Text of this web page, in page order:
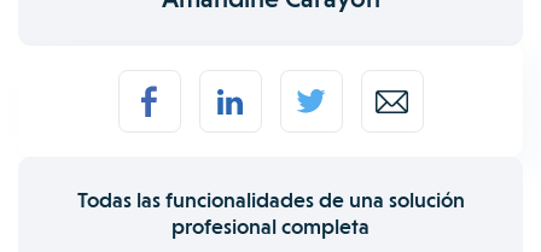
Todas las funcionalidades de una solución
profesional completa